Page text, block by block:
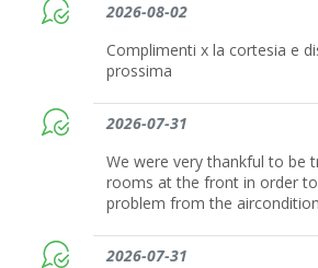
2026-08-02
Complimenti x la cortesia e
prossima
2026-07-31
We were very thankful to be
rooms at the front in order
problem from the
2026-07-31